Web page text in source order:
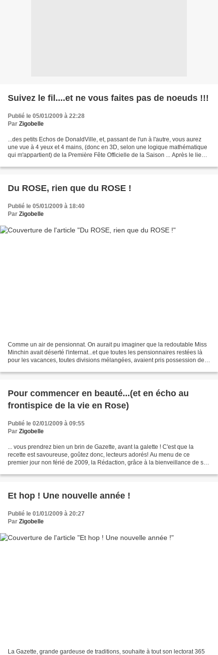
Suivez le fil....et ne vous faites pas de noeuds !!!
Publié le 05/01/2009 à 22:28
Par Zigobelle
...des petits Echos de DonaldVille, et, passant de l'un à l'autre, vous aurez
une vue à 4 yeux et 4 mains, (donc en 3D, selon une logique mathématique
qui m'appartient) de la Première Fête Officielle de la Saison ... Après le lien
Du ROSE, rien que du ROSE !
Publié le 05/01/2009 à 18:40
Par Zigobelle
Comme un air de pensionnat. On aurait pu imaginer que la redoutable Miss
Minchin avait déserté l'internat...et que toutes les pensionnaires restées là
pour les vacances, toutes divisions mélangées, avaient pris possession des
Pour commencer en beauté...(et en écho au
frontispice de la vie en Rose)
Publié le 02/01/2009 à 09:55
Par Zigobelle
... vous prendrez bien un brin de Gazette, avant la galette ! C'est que la
recette est savoureuse, goûtez donc, lecteurs adorés! Au menu de ce
premier jour non férié de 2009, la Rédaction, grâce à la bienveillance de son
Et hop ! Une nouvelle année !
Publié le 01/01/2009 à 20:27
Par Zigobelle
La Gazette, grande gardeuse de traditions, souhaite à tout son lectorat 365